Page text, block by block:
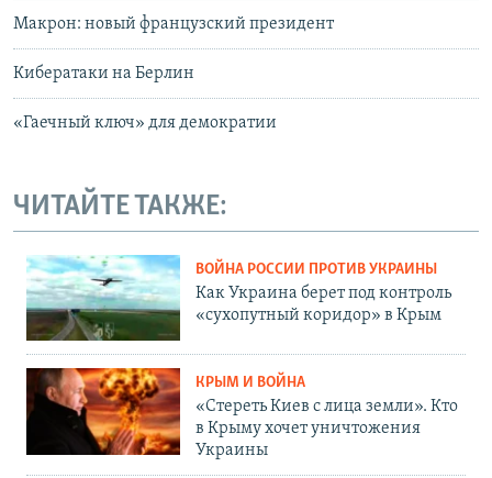
Макрон: новый французский президент
Кибератаки на Берлин
«Гаечный ключ» для демократии
ЧИТАЙТЕ ТАКЖЕ:
ВОЙНА РОССИИ ПРОТИВ УКРАИНЫ
Как Украина берет под контроль
«сухопутный коридор» в Крым
КРЫМ И ВОЙНА
«Стереть Киев с лица земли». Кто
в Крыму хочет уничтожения
Украины